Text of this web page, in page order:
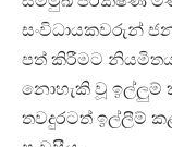
සංවිධායකවරුන්
පත් කිරීමට
නොහැකි වූ ඉල්ලුම්
තවදුරටත් ඉල්ලීම්